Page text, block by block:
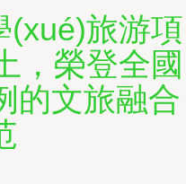
(xué)旅游項
，榮登全國
的文旅融合